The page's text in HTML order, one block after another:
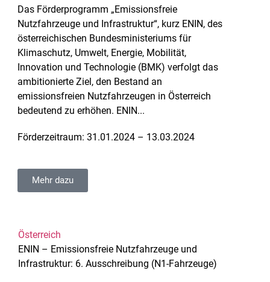
Das Förderprogramm „Emissionsfreie
Nutzfahrzeuge und Infrastruktur“, kurz ENIN, des
österreichischen Bundesministeriums für
Klimaschutz, Umwelt, Energie, Mobilität,
Innovation und Technologie (BMK) verfolgt das
ambitionierte Ziel, den Bestand an
emissionsfreien Nutzfahrzeugen in Österreich
bedeutend zu erhöhen. ENIN...
Förderzeitraum: 31.01.2024 – 13.03.2024
Mehr dazu
Österreich
ENIN – Emissionsfreie Nutzfahrzeuge und
Infrastruktur: 6. Ausschreibung (N1-Fahrzeuge)